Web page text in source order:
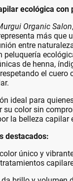
ecológica
Organic Salon
más que
entre
peluquería
de henna,
el cuero
ideal para
su color sin
la belleza capilar
destacados:
único y